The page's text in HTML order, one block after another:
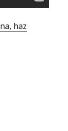
haz